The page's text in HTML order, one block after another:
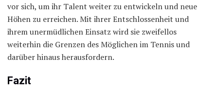
vor sich, um ihr Talent weiter zu entwickeln und neue
Höhen zu erreichen. Mit ihrer Entschlossenheit und
ihrem unermüdlichen Einsatz wird sie zweifellos
weiterhin die Grenzen des Möglichen im Tennis und
darüber hinaus herausfordern.
Fazit